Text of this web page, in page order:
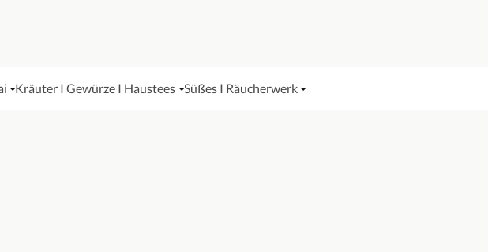
Kräuter I Gewürze I Haustees Süßes I Räucherwerk